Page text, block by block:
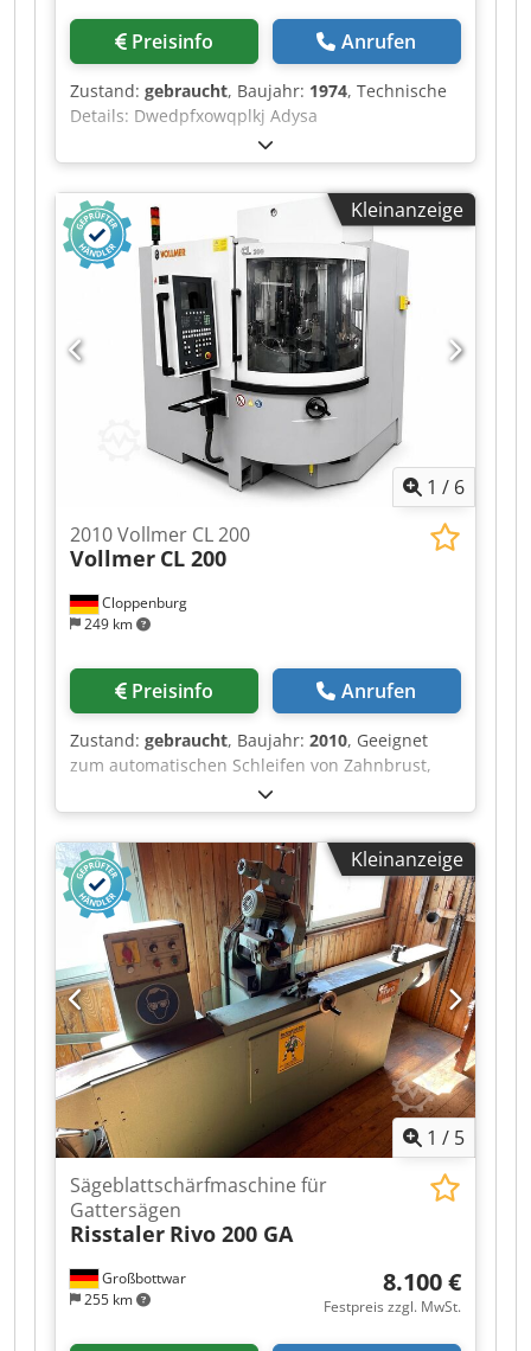
250-50-20.Preisinfo Anrufen
Zustand: gebraucht, Baujahr: 1974, Technische
Details: Dwedpfxowqplkj Adysa
Gesamtleistungsbedarf: 1,65 kW
Maschinengewicht ca.: 620 kg
SÄGEBLATTSCHÄRFMASCHINE Maschine nicht
komplett - Schleifspindelmotor fehlt! Verkauf
zum Abgabepreis (u.a. als Ersatzteilspender) *
Kleinanzeige
1 / 6
Cloppenburg
249 km
2010 Vollmer CL 200
Vollmer CL 200
Preisinfo Anrufen
Zustand: gebraucht, Baujahr: 2010, Geeignet
zum automatischen Schleifen von Zahnbrust,
Zahnrücken und Stammblatt an
hartmetallbestückten Kreissägeblättern in einer
Aufspannung. Alle bekannten Zahngeometrien
(Flach-, Wechsel-, Trapezzahn etc.) können
automatisch und in einem Durchlauf geschliffen
werden. Zubehör: Vollverkleidung Meßtaster
Einrichtung zum Schleifen mit Ölkühlung
automatische Feuerlöscheinrichtung
Schleifnebelabsaugung N 183 Dwjdpfx Adswp
Ebljyoa alphanumerische Einschubtastatur
Ölauffangwanne Maschinenleuchte
Sägendurchmesser: 80-840 mm
Bohrungsdurchmesser: ab 10 mm Blattdicke: < 8
mm Zahnteilung: 6 - 120 mm Schneidenlänge:
Kleinanzeige
1 / 5
Großbottwar
255 km
Sägeblattschärfmaschine für
Gattersägen
Risstaler Rivo 200 GA
8.100 €
Festpreis zzgl. MwSt.